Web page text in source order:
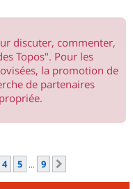
discuter, commenter,
Topos". Pour les
la promotion de
de partenaires
4 5 … 9